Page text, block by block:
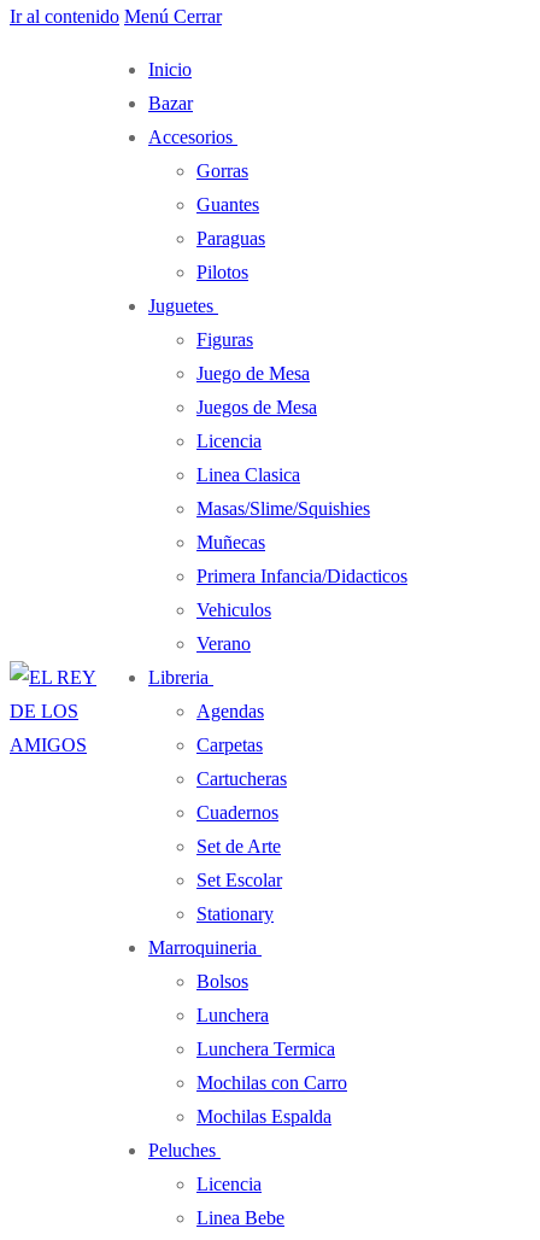
Ir al contenido Menú Cerrar
Inicio
Bazar
Accesorios
Gorras
Guantes
Paraguas
Pilotos
Juguetes
Figuras
Juego de Mesa
Juegos de Mesa
Licencia
Linea Clasica
Masas/Slime/Squishies
Muñecas
Primera Infancia/Didacticos
Vehiculos
Verano
Libreria
Agendas
Carpetas
Cartucheras
Cuadernos
Set de Arte
Set Escolar
Stationary
Marroquineria
Bolsos
Lunchera
Lunchera Termica
Mochilas con Carro
Mochilas Espalda
Peluches
Licencia
Linea Bebe